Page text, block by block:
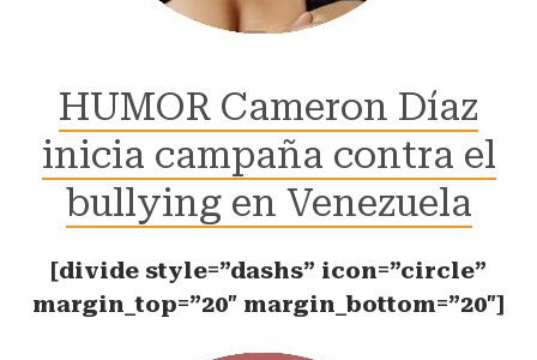
HUMOR Cameron Díaz
inicia campaña contra el
bullying en Venezuela
[divide style=”dashs” icon=”circle”
margin_top=”20″ margin_bottom=”20″]